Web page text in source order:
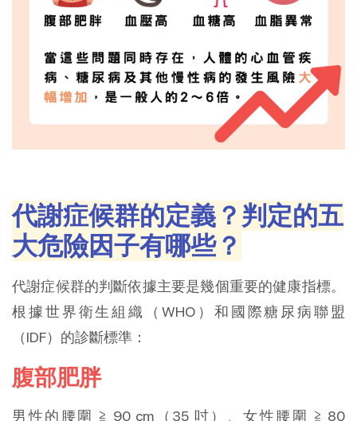
代謝症候群的定義？判定的五
大危險因子有哪些？
代謝症候群的判斷依據主要是幾個重要的健康指標。
根據世界衛生組織（WHO）和國際糖尿病聯盟
（IDF）的診斷標準：
腹部肥胖
男性的腰圍 ≧ 90 cm（35 吋）、女性腰圍 ≧ 80